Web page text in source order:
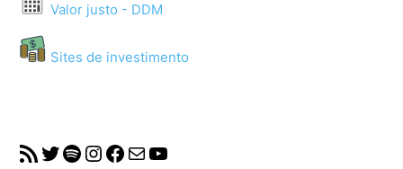
Valor justo - DDM
Sites de investimento
RSS FeedTwitter
Spotify
Instagram
Facebook
MailYouTube